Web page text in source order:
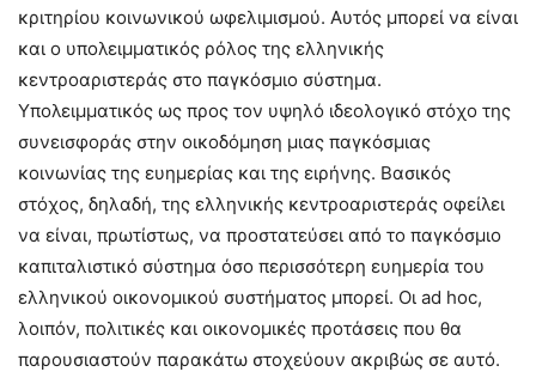
κριτηρίου κοινωνικού ωφελιμισμού. Αυτός μπορεί να είναι
και ο υπολειμματικός ρόλος της ελληνικής
κεντροαριστεράς στο παγκόσμιο σύστημα.
Υπολειμματικός ως προς τον υψηλό ιδεολογικό στόχο της
συνεισφοράς στην οικοδόμηση μιας παγκόσμιας
κοινωνίας της ευημερίας και της ειρήνης. Βασικός
στόχος, δηλαδή, της ελληνικής κεντροαριστεράς οφείλει
να είναι, πρωτίστως, να προστατεύσει από το παγκόσμιο
καπιταλιστικό σύστημα όσο περισσότερη ευημερία του
ελληνικού οικονομικού συστήματος μπορεί. Οι ad hoc,
λοιπόν, πολιτικές και οικονομικές προτάσεις που θα
παρουσιαστούν παρακάτω στοχεύουν ακριβώς σε αυτό.